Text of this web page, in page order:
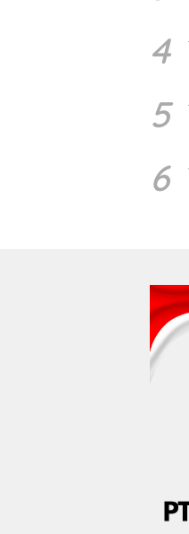
4
5
6